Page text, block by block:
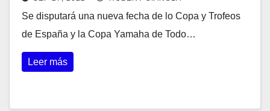
Se disputará una nueva fecha de lo Copa y Trofeos
de España y la Copa Yamaha de Todo…
Leer más